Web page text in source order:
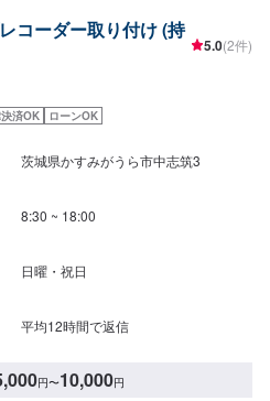
貫作業として今までのノウハウを生か
したり販売するだけでなく、お客様に何
乗り、対応から解決まで導くことがで
はお気軽にご相談ください。【作業実
ファーにてお問い合わせ【2】お見積り
作業開始【4】仕上がり次第納車-----納
納車となります。(要相談)納期は前後す
さい。-----代車について-----代車をご用
ご利用ください。※代車の燃料代はお客
ご来店時の注意、受付方法-----お客様を
停めください。受付はスタッフへ「メ
コーダー取り付け (持
5.0(2件)
済OK ローンOK
茨城県かすみがうら市中志筑3
8:30 ~ 18:00
日曜・祝日
平均12時間で返信
円〜10,000円